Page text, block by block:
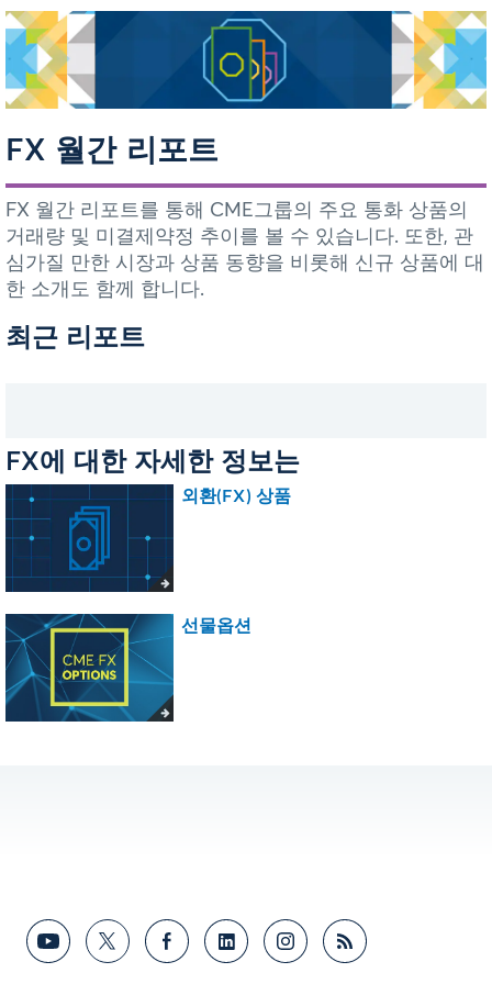
FX 월간 리포트
FX 월간 리포트를 통해 CME그룹의 주요 통화 상품의
거래량 및 미결제약정 추이를 볼 수 있습니다. 또한, 관
심가질 만한 시장과 상품 동향을 비롯해 신규 상품에 대
한 소개도 함께 합니다.
최근 리포트
FX에 대한 자세한 정보는
외환(FX) 상품
선물옵션